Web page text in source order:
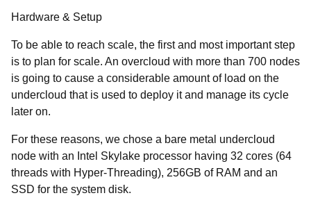
Hardware & Setup
To be able to reach scale, the first and most important step
is to plan for scale. An overcloud with more than 700 nodes
is going to cause a considerable amount of load on the
undercloud that is used to deploy it and manage its cycle
later on.
For these reasons, we chose a bare metal undercloud
node with an Intel Skylake processor having 32 cores (64
threads with Hyper-Threading), 256GB of RAM and an
SSD for the system disk.